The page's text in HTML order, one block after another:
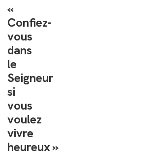
«
Confiez-
vous
dans
le
Seigneur
si
vous
voulez
vivre
heureux »